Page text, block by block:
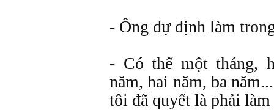
- Ông dự định làm
- Có thể một tháng,
năm, hai năm, ba
tôi đã quyết là phải